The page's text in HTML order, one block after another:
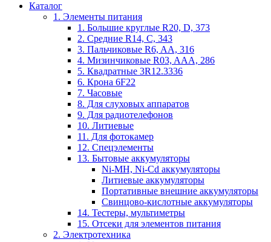
Каталог
1. Элементы питания
1. Большие круглые R20, D, 373
2. Средние R14, C, 343
3. Пальчиковые R6, AA, 316
4. Мизинчиковые R03, AAA, 286
5. Квадратные 3R12.3336
6. Крона 6F22
7. Часовые
8. Для слуховых аппаратов
9. Для радиотелефонов
10. Литиевые
11. Для фотокамер
12. Спецэлементы
13. Бытовые аккумуляторы
Ni-MH, Ni-Cd аккумуляторы
Литиевые аккумуляторы
Портативные внешние аккумуляторы
Свинцово-кислотные аккумуляторы
14. Тестеры, мультиметры
15. Отсеки для элементов питания
2. Электротехника